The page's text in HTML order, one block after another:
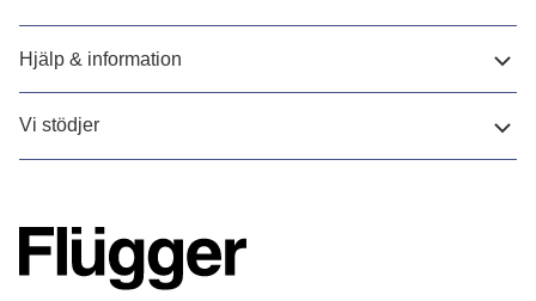
Hjälp & information
Vi stödjer